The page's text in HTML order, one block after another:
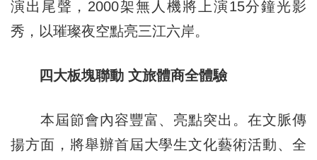
演出尾聲，2000架無人機將上演15分鐘光影
秀，以璀璨夜空點亮三江六岸。
四大板塊聯動 文旅體商全體驗
本屆節會內容豐富、亮點突出。在文脈傳
揚方面，將舉辦首屆大學生文化藝術活動、全